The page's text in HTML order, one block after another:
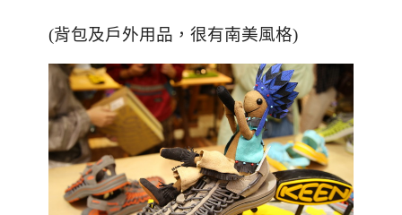
(背包及戶外用品，很有南美風格)